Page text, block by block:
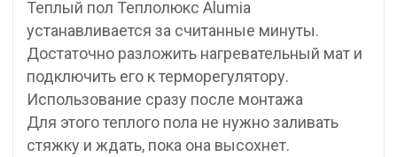
Теплый пол Теплолюкс Alumia
устанавливается за считанные минуты.
Достаточно разложить нагревательный мат и
подключить его к терморегулятору.
Использование сразу после монтажа
Для этого теплого пола не нужно заливать
стяжку и ждать, пока она высохнет.